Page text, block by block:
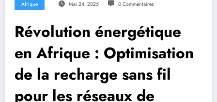
Afrique Mai 24, 2025 0 Commentaires
Révolution énergétique
en Afrique : Optimisation
de la recharge sans fil
pour les réseaux de